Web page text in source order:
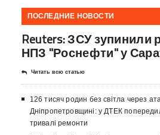
ПОСЛЕДНИЕ НОВОСТИ
Reuters: ЗСУ зупинили
НПЗ "Роснефти" у
Читать всю статью
126 тисяч родин без світла через
Дніпропетровщині: у ДТЕК
тривалі ремонти